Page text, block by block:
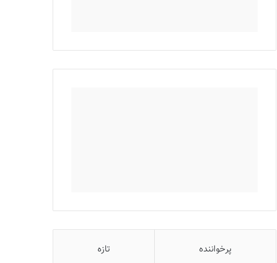
پرخواننده تازه